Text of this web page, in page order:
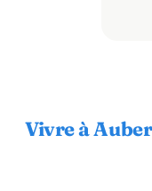
Vivre à